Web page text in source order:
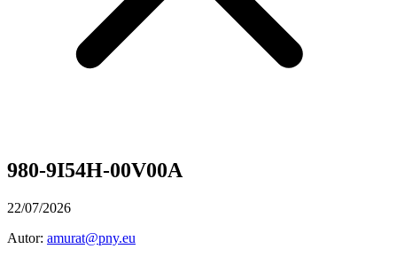
980-9I54H-00V00A
22/07/2026
Autor: amurat@pny.eu